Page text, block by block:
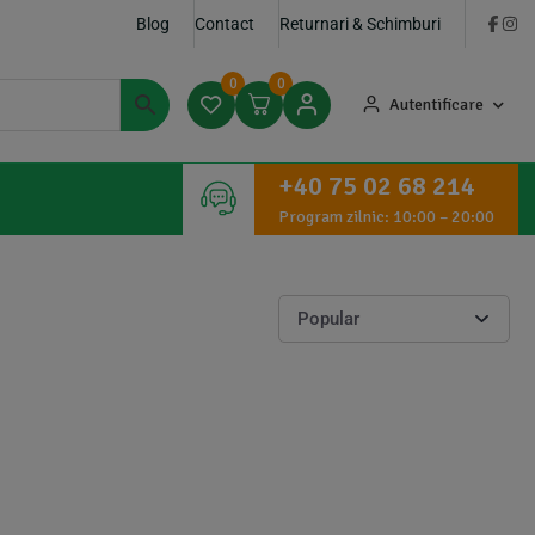
Blog Contact Returnari & Schimburi
0 0
Autentificare
+40 75 02 68 214
Program zilnic: 10:00 – 20:00